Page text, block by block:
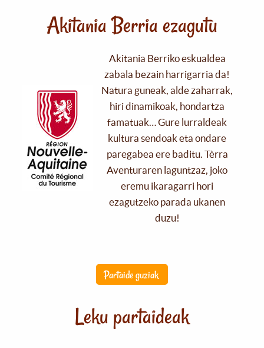
Akitania Berria ezagutu
Akitania Berriko eskualdea
zabala bezain harrigarria da!
Natura guneak, alde zaharrak,
hiri dinamikoak, hondartza
famatuak… Gure lurraldeak
kultura sendoak eta ondare
paregabea ere baditu. Tèrra
Aventuraren laguntzaz, joko
eremu ikaragarri hori
ezagutzeko parada ukanen
duzu!
Partaide guziak
Leku partaideak